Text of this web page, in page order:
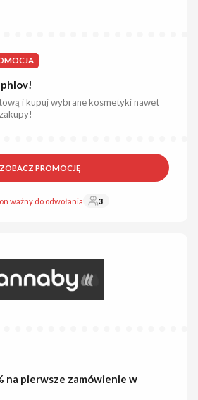
i kupuj wybrane kosmetyki nawet
ZOBACZ PROMOCJĘ
ważny do odwołania 3
na pierwsze zamówienie w